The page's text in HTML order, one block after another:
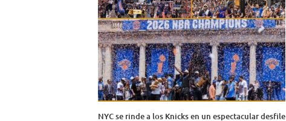
NYC se rinde a los Knicks en un espectacular desfile